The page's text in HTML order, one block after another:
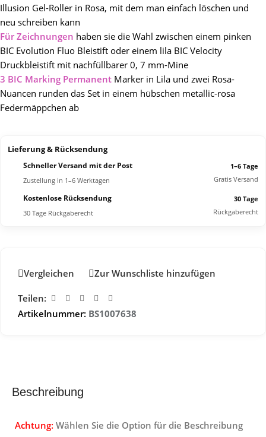
Illusion Gel-Roller in Rosa, mit dem man einfach löschen und
neu schreiben kann
Für Zeichnungen haben sie die Wahl zwischen einem pinken
BIC Evolution Fluo Bleistift oder einem lila BIC Velocity
Druckbleistift mit nachfüllbarer 0, 7 mm-Mine
3 BIC Marking Permanent Marker in Lila und zwei Rosa-
Nuancen runden das Set in einem hübschen metallic-rosa
Federmäppchen ab
Lieferung & Rücksendung
Schneller Versand mit der Post
Zustellung in 1–6 Werktagen
1–6 Tage
Gratis Versand
Kostenlose Rücksendung
30 Tage Rückgaberecht
30 Tage
Rückgaberecht
Vergleichen Zur Wunschliste hinzufügen
Teilen:
Artikelnummer: BS1007638
Beschreibung
Achtung: Wählen Sie die Option für die Beschreibung